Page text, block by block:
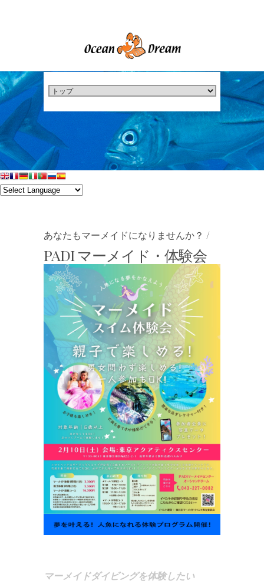
あなたもマーメイドになりませんか？ /
PADI マーメイド・体験会
マーメイドダイビングを体験したい